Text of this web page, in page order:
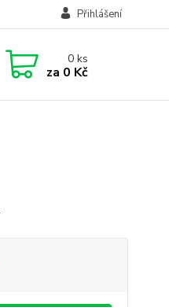
Přihlášení
0ks
za 0 Kč